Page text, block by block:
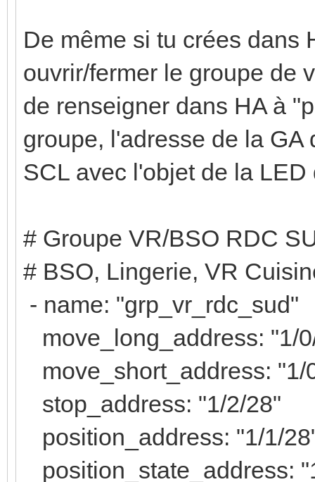
De même si tu crées dans
ouvrir/fermer le groupe de
de renseigner dans HA à
groupe, l'adresse de la
SCL avec l'objet de la LED
# Groupe VR/BSO RDC
# BSO, Lingerie, VR
- name: "grp_vr_rdc_sud"
move_long_address: "1/
move_short_address: "1/
stop_address: "1/2/28"
position_address: "1/1/
position_state_address: